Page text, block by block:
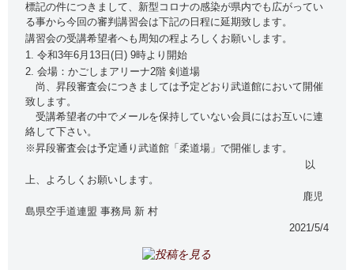
標記の件につきまして、新型コロナの感染が県内でも広がってい
る事から今回の審判講習会は下記の日程に延期致します。
講習会の受講希望者へも周知の程よろしくお願いします。
1. 令和3年6月13日(日) 9時より開始
2. 会場：かごしまアリーナ2階 剣道場
尚、昇段審査会につきましては予定どおり武道館において開催
致します。
受講希望者の中でメールを保持していない会員にはお互いに連
絡して下さい。
※昇段審査会は予定通り武道館「柔道場」で開催します。
以
上、よろしくお願いします。
鹿児
島県空手道連盟 事務局 新 村
2021/5/4